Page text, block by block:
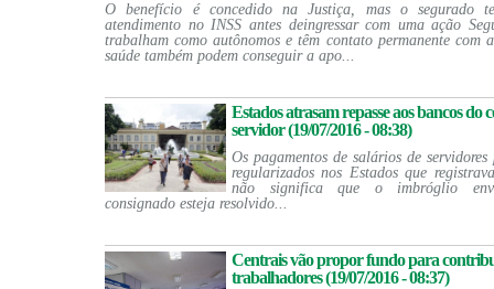
O benefício é concedido na Justiça, mas o segurado
atendimento no INSS antes deingressar com uma ação
trabalham como autônomos e têm contato permanente com
saúde também podem conseguir a apo...
Estados atrasam repasse aos bancos do
servidor (19/07/2016 - 08:38)
Os pagamentos de salários de servidores
regularizados nos Estados que
não significa que o imbróglio
consignado esteja resolvido...
Centrais vão propor fundo para
trabalhadores (19/07/2016 - 08:37)